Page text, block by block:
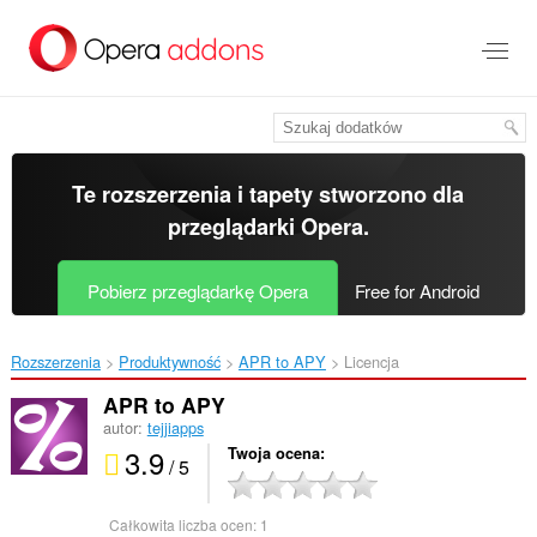
treści
Te rozszerzenia i tapety stworzono dla
przeglądarki Opera.
Pobierz przeglądarkę Opera Free for Android
Rozszerzenia Produktywność APR to APY‎ Licencja
APR to APY
autor: tejjiapps
3.9/ 5 Twoja ocena
Całkowita liczba ocen: 1